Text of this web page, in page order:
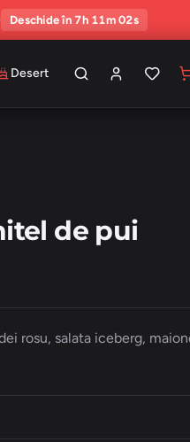
Deschide în 7h 11m 01s
Desert
de pui
rosu, salata iceberg,